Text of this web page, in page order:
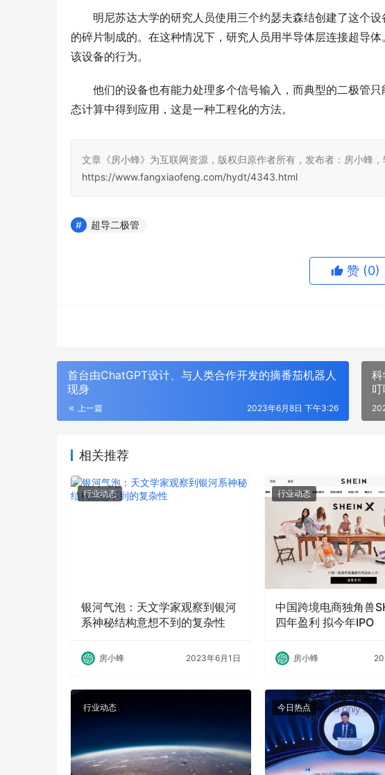
明尼苏达大学的研究人员使用三个约瑟夫森结创建了这个
的碎片制成的。在这种情况下，研究人员用半导体层连接超导
该设备的行为。
他们的设备也有能力处理多个信号输入，而典型的二极管
态计算中得到应用，这是一种工程化的方法。
文章《房小蜂》为互联网资源，版权归原作者所有，发布者：房小蜂，
https://www.fangxiaofeng.com/hydt/4343.html
超导二极管
赞 (0)
首台由ChatGPT设计、与人类合作开发的摘番茄机器人
现身
上一篇 2023年6月8日 下午3:26
相关推荐
行业动态
银河气泡：天文学家观察到银河
系神秘结构意想不到的复杂性
房小蜂 2023年6月1日
行业动态
中国跨境电商独角兽
四年盈利 拟今年IPO
房小蜂
行业动态 今日热点